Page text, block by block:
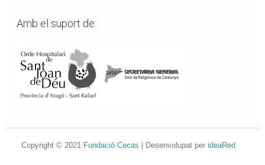
Amb el suport de:
Copyright © 2021 Fundació Cecas | Desenvolupat per ideaRed